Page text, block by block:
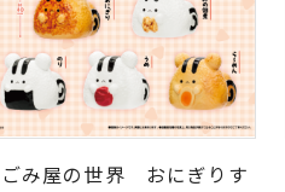
み屋の世界 おにぎりす